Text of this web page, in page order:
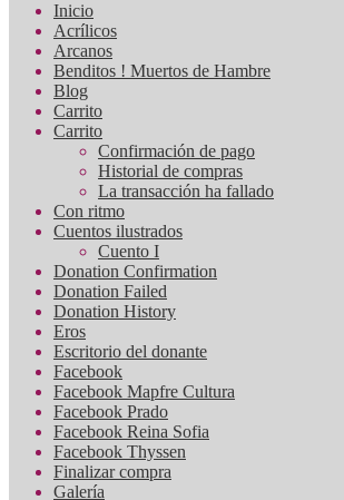
Inicio
Acrílicos
Arcanos
Benditos ! Muertos de Hambre
Blog
Carrito
Carrito
Confirmación de pago
Historial de compras
La transacción ha fallado
Con ritmo
Cuentos ilustrados
Cuento I
Donation Confirmation
Donation Failed
Donation History
Eros
Escritorio del donante
Facebook
Facebook Mapfre Cultura
Facebook Prado
Facebook Reina Sofia
Facebook Thyssen
Finalizar compra
Galería